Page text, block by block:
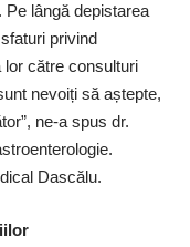
lângă depistarea
privind
lor către consulturi
nevoiți să aștepte,
ne-a spus dr.
Dascălu.